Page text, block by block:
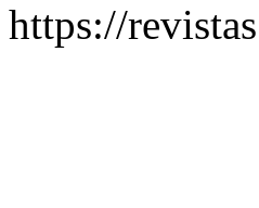
https://